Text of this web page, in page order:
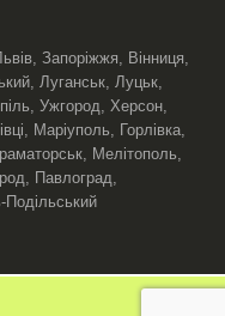
Запоріжжя, Вінниця,
Луганськ, Луцьк,
Ужгород, Херсон,
Маріуполь, Горлівка,
Мелітополь,
Павлоград,